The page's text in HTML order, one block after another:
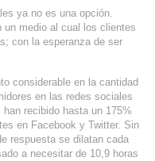
ya no es una opción.
un medio al cual los clientes
con la esperanza de ser
considerable en la cantidad
en las redes sociales
recibido hasta un 175%
en Facebook y Twitter. Sin
respuesta se dilatan cada
a necesitar de 10,9 horas